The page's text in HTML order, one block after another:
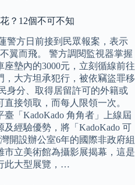
？12個不可不知
警方日前接到民眾報案，表示
翼而飛。 警方調閱監視器掌握
墊內的3000元，立刻循線前往
大方坦承犯行，被依竊盜罪移
身分、取得居留許可的外籍或
接領取，而每人限領一次。
「KadoKado 角角者」上線屆
經驗優勢，將「KadoKado 可
開設辦公室6年的國際非政府組
市立美術館為攝影展揭幕，這是
此大型展覽，…